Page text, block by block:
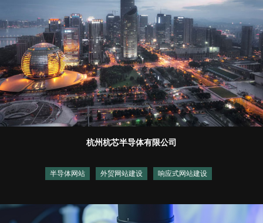
杭州杭芯半导体有限公司
半导体网站 外贸网站建设 响应式网站建设